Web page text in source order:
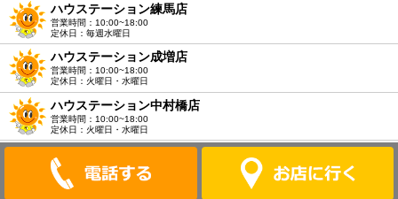
ハウステーション練馬店
営業時間：10:00~18:00
定休日：毎週水曜日
ハウステーション成増店
営業時間：10:00~18:00
定休日：火曜日・水曜日
ハウステーション中村橋店
営業時間：10:00~18:00
定休日：火曜日・水曜日